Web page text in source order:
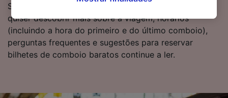
Só tem de fazer uma pesquisa connosco hoje. Se
quiser descobrir mais sobre a viagem, horários
(incluindo a hora do primeiro e do último comboio),
perguntas frequentes e sugestões para reservar
bilhetes de comboio baratos continue a ler.
política de privacidade. Estas escolhas serão
sinalizadas aos nossos parceiros e não
afetarão os dados de navegação. Seus dados
não serão utilizados para fins de rastreamento
Nós e nossos parceiros processamos os